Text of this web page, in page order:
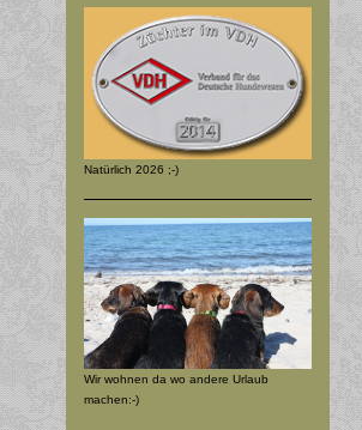
Natürlich 2026 ;-)
Wir wohnen da wo andere Urlaub
machen:-)